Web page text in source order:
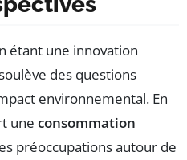
étant une innovation
des questions
environnemental. En
une consommation
préoccupations autour de